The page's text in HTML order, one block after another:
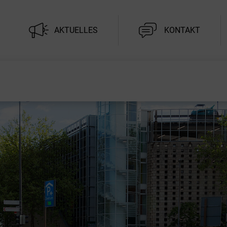
AKTUELLES KONTAKT